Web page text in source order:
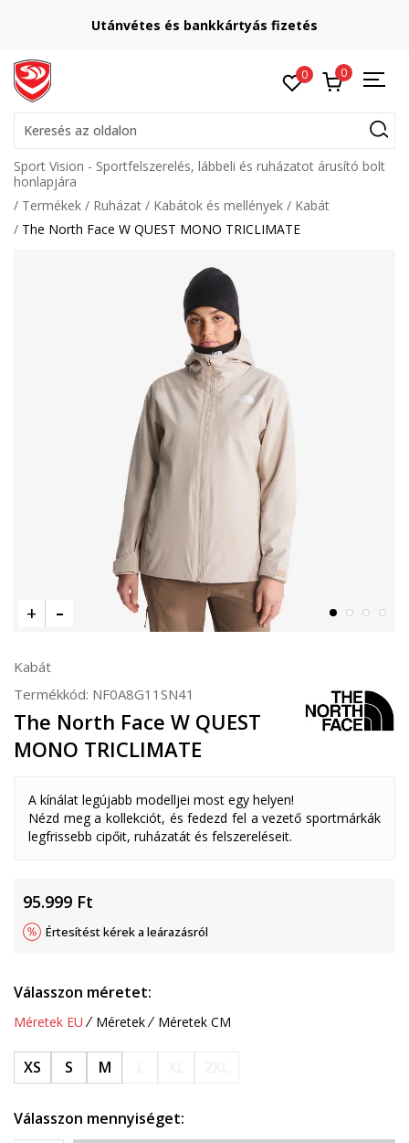
Utánvétes és bankkártyás fizetés
0 0
Keresés az oldalon
Sport Vision - Sportfelszerelés, lábbeli és ruházatot árusító bolt
honlapjára
Termékek
Ruházat Kabátok és mellények
Kabát
The North Face W QUEST MONO TRICLIMATE
Kabát
Termékkód: NF0A8G11SN41
The North Face W QUEST
MONO TRICLIMATE
A kínálat legújabb modelljei most egy helyen!
Nézd meg a kollekciót, és fedezd fel a vezető sportmárkák
legfrissebb cipőit, ruházatát és felszereléseit.
95.999 Ft
Értesítést kérek a leárazásról
Válasszon méretet:
Méretek EU Méretek Méretek CM
XS S M
Válasszon mennyiséget: